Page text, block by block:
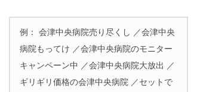
例： 会津中央病院売り尽くし ／会津中央
病院もってけ ／会津中央病院のモニター
キャンペーン中 ／会津中央病院大放出 ／
ギリギリ価格の会津中央病院 ／セットで